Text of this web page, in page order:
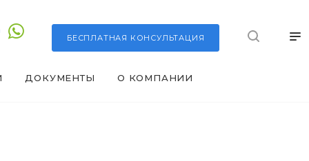
БЕСПЛАТНАЯ КОНСУЛЬТАЦИЯ
ДОКУМЕНТЫ О КОМПАНИИ